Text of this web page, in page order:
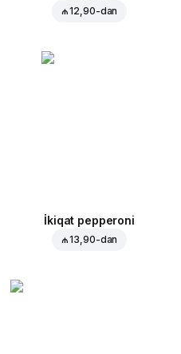
₼ 12,90-dan
İkiqat pepperoni
₼ 13,90-dan